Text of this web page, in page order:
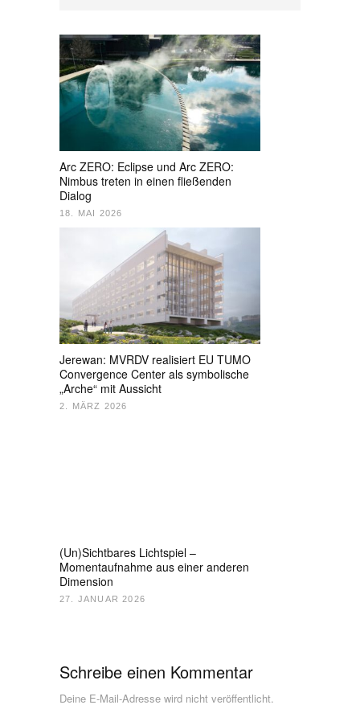
Arc ZERO: Eclipse und Arc ZERO:
Nimbus treten in einen fließenden
Dialog
18. MAI 2026
Jerewan: MVRDV realisiert EU TUMO
Convergence Center als symbolische
„Arche“ mit Aussicht
2. MÄRZ 2026
(Un)Sichtbares Lichtspiel –
Momentaufnahme aus einer anderen
Dimension
27. JANUAR 2026
Schreibe einen Kommentar
Deine E-Mail-Adresse wird nicht veröffentlicht.